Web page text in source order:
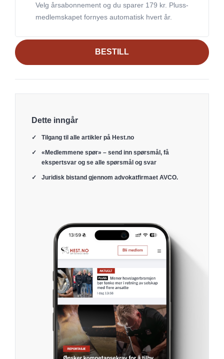
Velg årsabonnement og du sparer 179 kr. Pluss-
medlemskapet fornyes automatisk hvert år.
BESTILL
Dette inngår
Tilgang til alle artikler på Hest.no
«Medlemmene spør» – send inn spørsmål, få
ekspertsvar og se alle spørsmål og svar
Juridisk bistand gjennom advokatfirmaet AVCO.